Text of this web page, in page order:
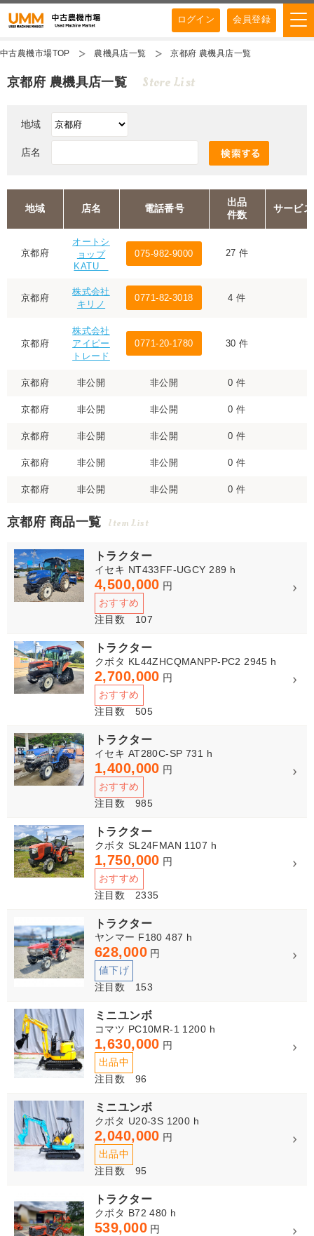
ログイン 会員登録
中古農機市場TOP 農機具店一覧 京都府 農機具店一覧
京都府 農機具店一覧 Store List
地域
店名
地域 店名 電話番号
出品
件数
サービス
京都府
オートシ
ョップ
KATU
075-982-9000 27 件
京都府
株式会社
キリノ
0771-82-3018 4 件
京都府
株式会社
アイピー
トレード
0771-20-1780 30 件
京都府 非公開 非公開 0 件
京都府 非公開 非公開 0 件
京都府 非公開 非公開 0 件
京都府 非公開 非公開 0 件
京都府 非公開 非公開 0 件
京都府 商品一覧 Item List
トラクター
イセキ NT433FF-UGCY 289 h
4,500,000 円
おすすめ
注目数 107
トラクター
クボタ KL44ZHCQMANPP-PC2 2945 h
2,700,000 円
おすすめ
注目数 505
トラクター
イセキ AT280C-SP 731 h
1,400,000 円
おすすめ
注目数 985
トラクター
クボタ SL24FMAN 1107 h
1,750,000 円
おすすめ
注目数 2335
トラクター
ヤンマー F180 487 h
628,000円
値下げ
注目数 153
ミニユンボ
コマツ PC10MR-1 1200 h
1,630,000 円
出品中
注目数 96
ミニユンボ
クボタ U20-3S 1200 h
2,040,000 円
出品中
注目数 95
トラクター
クボタ B72 480 h
539,000円